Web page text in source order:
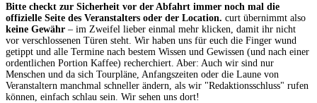
Bitte checkt zur Sicherheit vor der Abfahrt immer noch mal die
offizielle Seite des Veranstalters oder der Location. curt übernimmt also
keine Gewähr – im Zweifel lieber einmal mehr klicken, damit ihr nicht
vor verschlossenen Türen steht. Wir haben uns für euch die Finger wund
getippt und alle Termine nach bestem Wissen und Gewissen (und nach einer
ordentlichen Portion Kaffee) recherchiert. Aber: Auch wir sind nur
Menschen und da sich Tourpläne, Anfangszeiten oder die Laune von
Veranstaltern manchmal schneller ändern, als wir "Redaktionsschluss" rufen
können, einfach schlau sein. Wir sehen uns dort!